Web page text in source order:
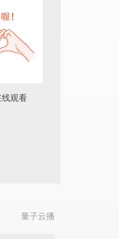
线观看
量子云播